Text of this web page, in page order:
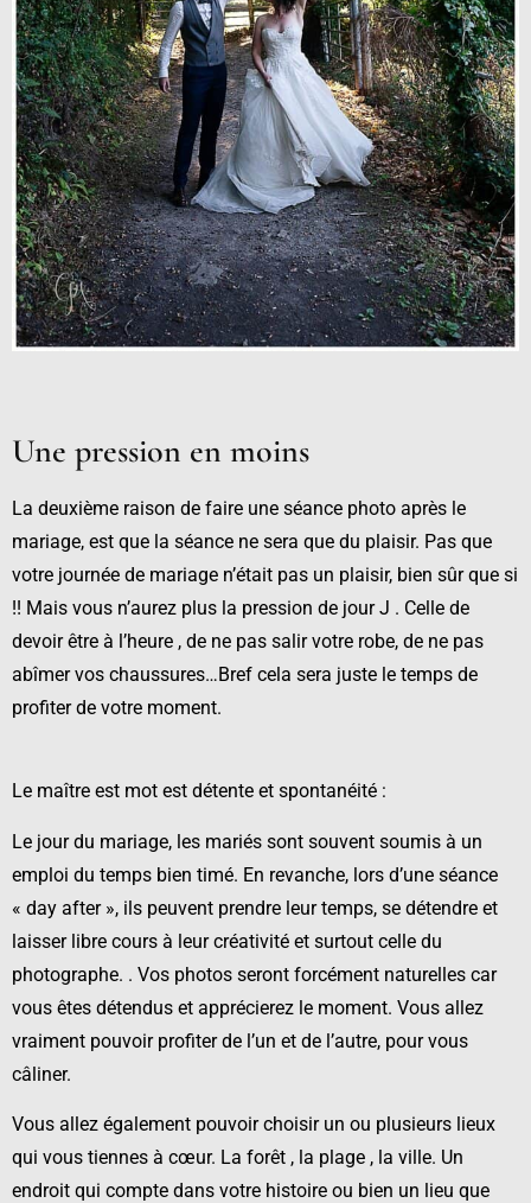
Une pression en moins
La deuxième raison de faire une séance photo après le
mariage, est que la séance ne sera que du plaisir. Pas que
votre journée de mariage n’était pas un plaisir, bien sûr que si
!! Mais vous n’aurez plus la pression de jour J . Celle de
devoir être à l’heure , de ne pas salir votre robe, de ne pas
abîmer vos chaussures…Bref cela sera juste le temps de
profiter de votre moment.
Le maître est mot est détente et spontanéité :
Le jour du mariage, les mariés sont souvent soumis à un
emploi du temps bien timé. En revanche, lors d’une séance
« day after », ils peuvent prendre leur temps, se détendre et
laisser libre cours à leur créativité et surtout celle du
photographe. . Vos photos seront forcément naturelles car
vous êtes détendus et apprécierez le moment. Vous allez
vraiment pouvoir profiter de l’un et de l’autre, pour vous
câliner.
Vous allez également pouvoir choisir un ou plusieurs lieux
qui vous tiennes à cœur. La forêt , la plage , la ville. Un
endroit qui compte dans votre histoire ou bien un lieu que